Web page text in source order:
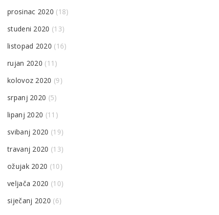
prosinac 2020 (18)
studeni 2020 (13)
listopad 2020 (16)
rujan 2020 (11)
kolovoz 2020 (9)
srpanj 2020 (5)
lipanj 2020 (11)
svibanj 2020 (19)
travanj 2020 (13)
ožujak 2020 (10)
veljača 2020 (10)
siječanj 2020 (6)